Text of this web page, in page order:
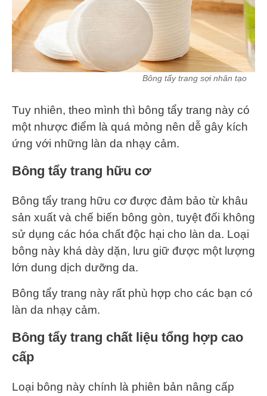
Bông tẩy trang sợi nhân tạo
Tuy nhiên, theo mình thì bông tẩy trang này có
một nhược điểm là quá mỏng nên dễ gây kích
ứng với những làn da nhạy cảm.
Bông tẩy trang hữu cơ
Bông tẩy trang hữu cơ được đảm bảo từ khâu
sản xuất và chế biến bông gòn, tuyệt đối không
sử dụng các hóa chất độc hại cho làn da. Loại
bông này khá dày dặn, lưu giữ được một lượng
lớn dung dịch dưỡng da.
Bông tẩy trang này rất phù hợp cho các bạn có
làn da nhạy cảm.
Bông tẩy trang chất liệu tổng hợp cao
cấp
Loại bông này chính là phiên bản nâng cấp